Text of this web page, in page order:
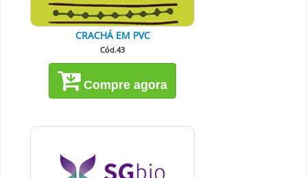
CRACHÁ EM PVC
Cód.43
Compre agora